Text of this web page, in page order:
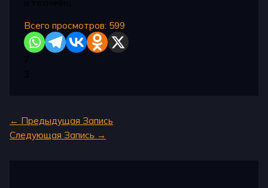
Всего просмотров: 599
← Предыдущая Запись
Следующая Запись →